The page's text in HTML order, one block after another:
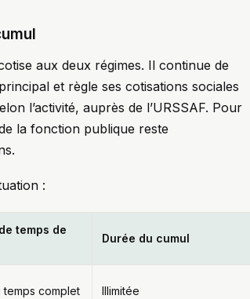
aux deux régimes. Il continue de
et règle ses cotisations sociales
l’activité, auprès de l’URSSAF. Pour
la fonction publique reste
:
temps de
Durée du cumul
temps complet Illimitée